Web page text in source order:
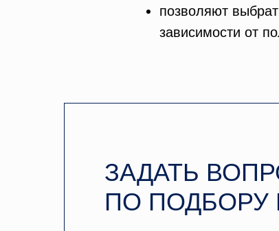
позволяют
зависимости от
ЗАДАТЬ
ПО ПОДБОРУ